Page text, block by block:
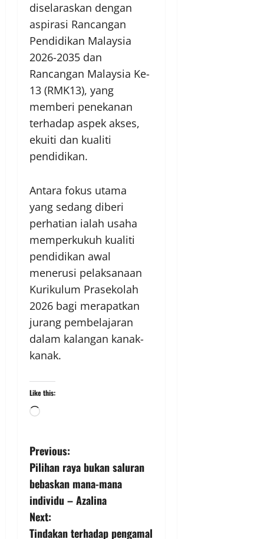
diselaraskan dengan
aspirasi Rancangan
Pendidikan Malaysia
2026-2035 dan
Rancangan Malaysia Ke-
13 (RMK13), yang
memberi penekanan
terhadap aspek akses,
ekuiti dan kualiti
pendidikan.
Antara fokus utama
yang sedang diberi
perhatian ialah usaha
memperkukuh kualiti
pendidikan awal
menerusi pelaksanaan
Kurikulum Prasekolah
2026 bagi merapatkan
jurang pembelajaran
dalam kalangan kanak-
kanak.
Like this:
Previous:
Pilihan raya bukan saluran
bebaskan mana-mana
individu – Azalina
Next:
Tindakan terhadap pengamal